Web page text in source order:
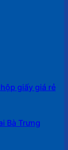
giấy giá rẻ
Bà Trưng